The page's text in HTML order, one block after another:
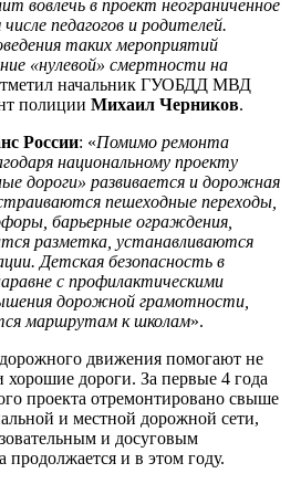
вовлечь в проект неограниченное
педагогов и родителей.
таких мероприятий
«нулевой» смертности на
начальник ГУОБДД МВД
полиции Михаил Черников.
России: «Помимо ремонта
национальному проекту
дороги» развивается и дорожная
пешеходные переходы,
барьерные ограждения,
разметка, устанавливаются
Детская безопасность в
с профилактическими
дорожной грамотности,
маршрутам к школам».
движения помогают не
дороги. За первые 4 года
проекта отремонтировано свыше
и местной дорожной сети,
и досуговым
продолжается и в этом году.